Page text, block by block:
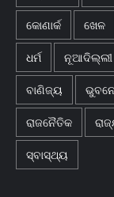
କୋଣାର୍କ ଖେଳ
ଧର୍ମ ନୂଆଦିଲ୍ଲୀ
ବାଣିଜ୍ୟ
ରାଜନୈତିକ
ସ୍ବାସ୍ଥ୍ୟ